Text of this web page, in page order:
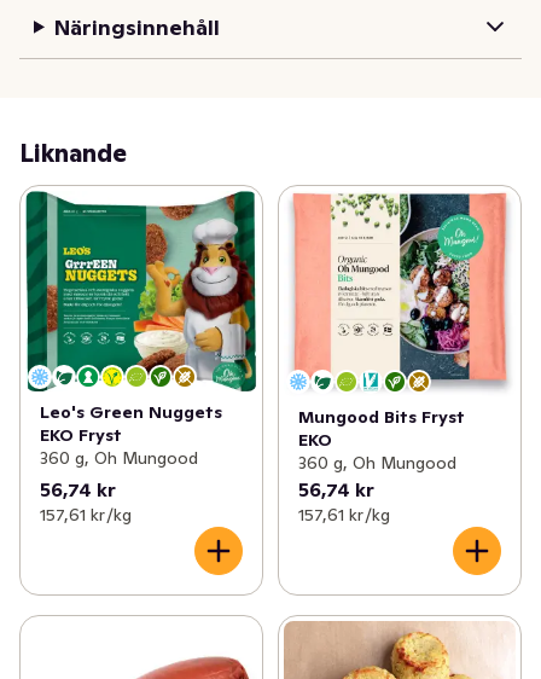
Näringsinnehåll
Liknande
Leo's Green Nuggets
EKO Fryst
360 g, Oh Mungood
56,74 kr
157,61 kr /kg
Mungood Bits Fryst
EKO
360 g, Oh Mungood
56,74 kr
157,61 kr /kg